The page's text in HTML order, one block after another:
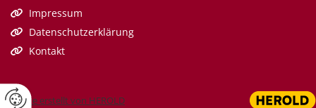
 Impressum
 Datenschutzerklärung
 Kontakt
Website erstellt von HEROLD